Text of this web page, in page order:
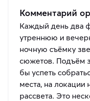
Комментарий
Каждый день два
утреннюю и
ночную съёмку
сюжетов. Подъём
бы успеть
места, на локации
рассвета. Это